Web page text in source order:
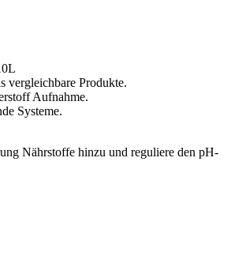
vergleichbare Produkte.
Aufnahme.
Systeme.
Nährstoffe hinzu und reguliere den pH-